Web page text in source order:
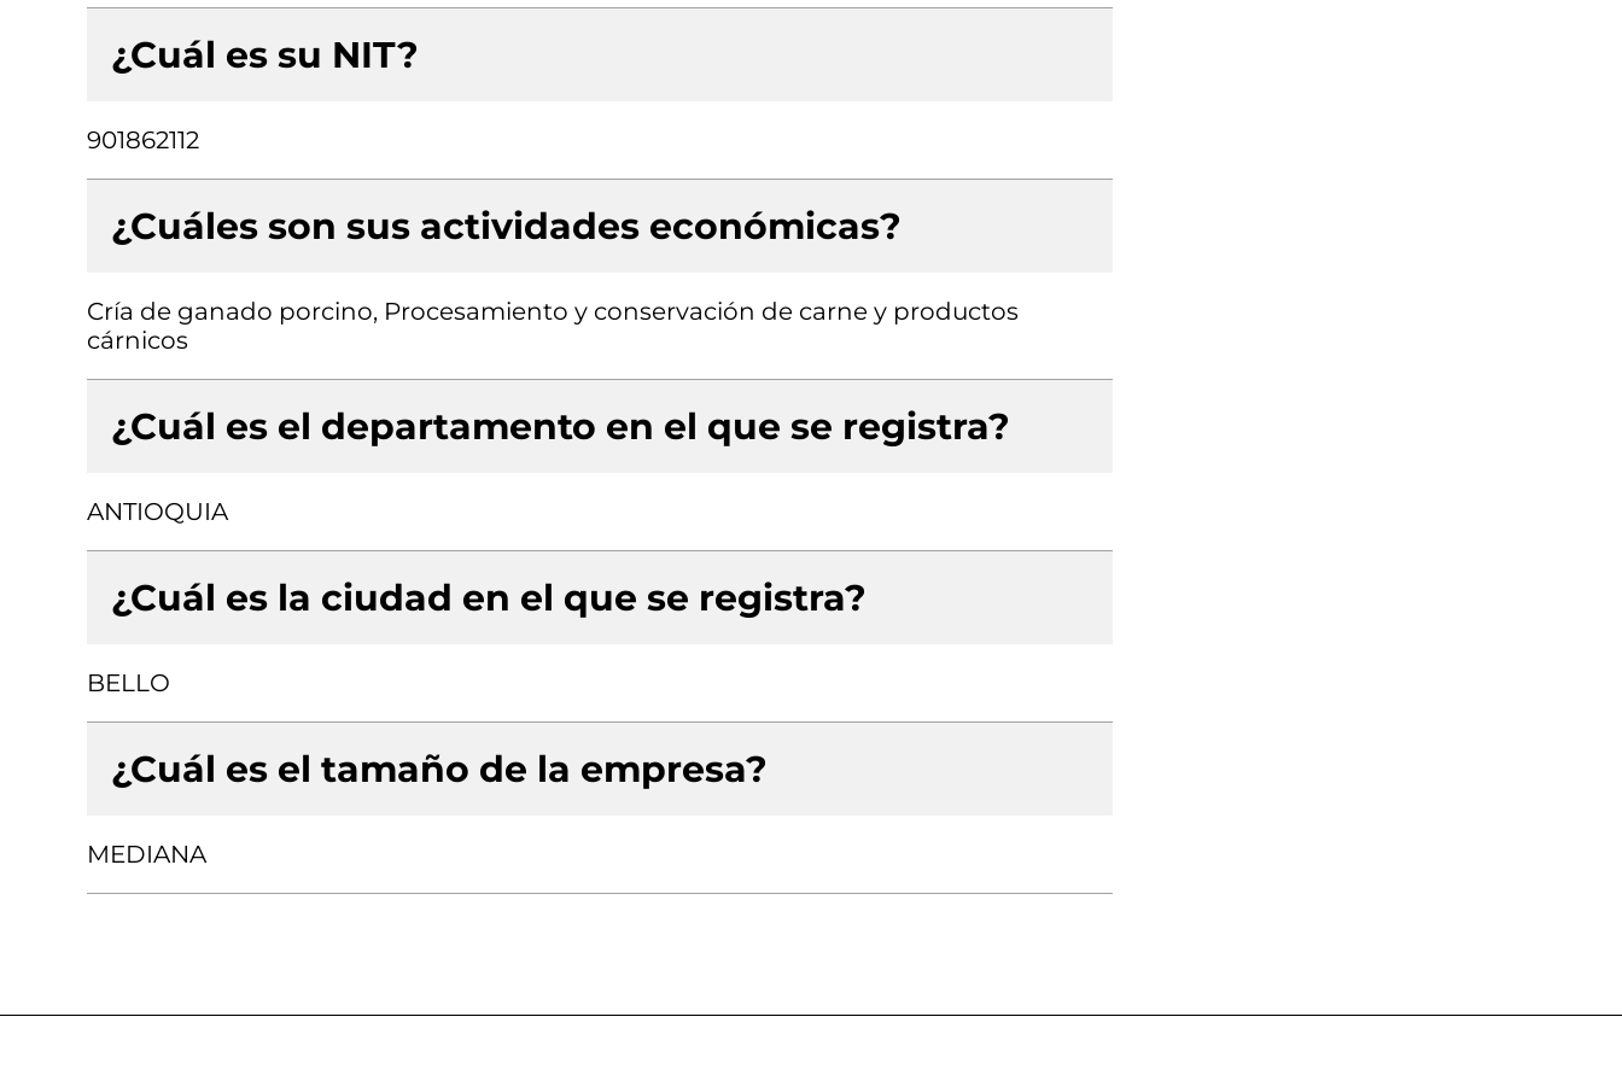
¿Cuál es su NIT?
901862112
¿Cuáles son sus actividades económicas?
Cría de ganado porcino, Procesamiento y conservación de carne y productos
cárnicos
¿Cuál es el departamento en el que se registra?
ANTIOQUIA
¿Cuál es la ciudad en el que se registra?
BELLO
¿Cuál es el tamaño de la empresa?
MEDIANA